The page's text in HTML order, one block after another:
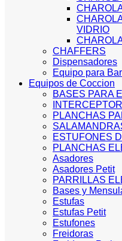
VIDRIO
CHAFFERS
Dispensadores
Equipo para
Equipos de Coccion
BASES PARA
PLANCHAS
ESTUFONES
PLANCHAS
Asadores
Asadores Petit
PARRILLAS
Bases y
Estufas
Estufas Petit
Estufones
Freidoras